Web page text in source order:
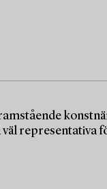
representativa